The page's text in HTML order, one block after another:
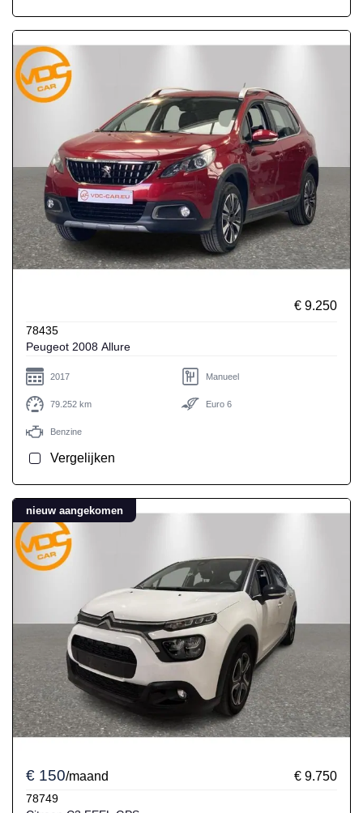
€ 9.250
78435
Peugeot 2008 Allure
2017 Manueel
79.252 km Euro 6
Benzine
Vergelijken
nieuw aangekomen
€ 150/maand € 9.750
78749